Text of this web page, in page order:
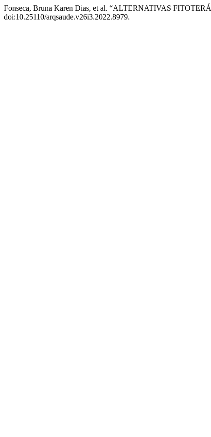
Fonseca, Bruna Karen Dias, et al. “ALTERNATIVAS
doi:10.25110/arqsaude.v26i3.2022.8979.